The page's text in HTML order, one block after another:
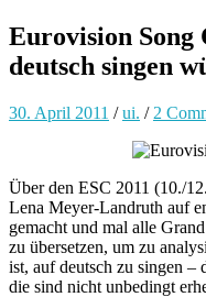
Eurovision Song
deutsch singen
30. April 2011 /ui. / 2
Über den ESC 2011 (10./
Lena Meyer-Landruth auf
gemacht und mal alle
zu übersetzen, um zu
ist, auf deutsch zu singen –
die sind nicht unbedingt